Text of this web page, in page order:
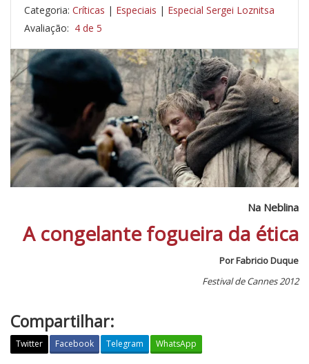
Categoria: Críticas | Especiais | Especial Sergei Loznitsa
Avaliação: 4 de 5
Na Neblina
A congelante fogueira da ética
Por Fabricio Duque
Festival de Cannes 2012
Compartilhar:
Twitter Facebook Telegram WhatsApp